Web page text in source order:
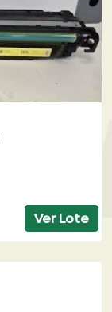
Ver Lote